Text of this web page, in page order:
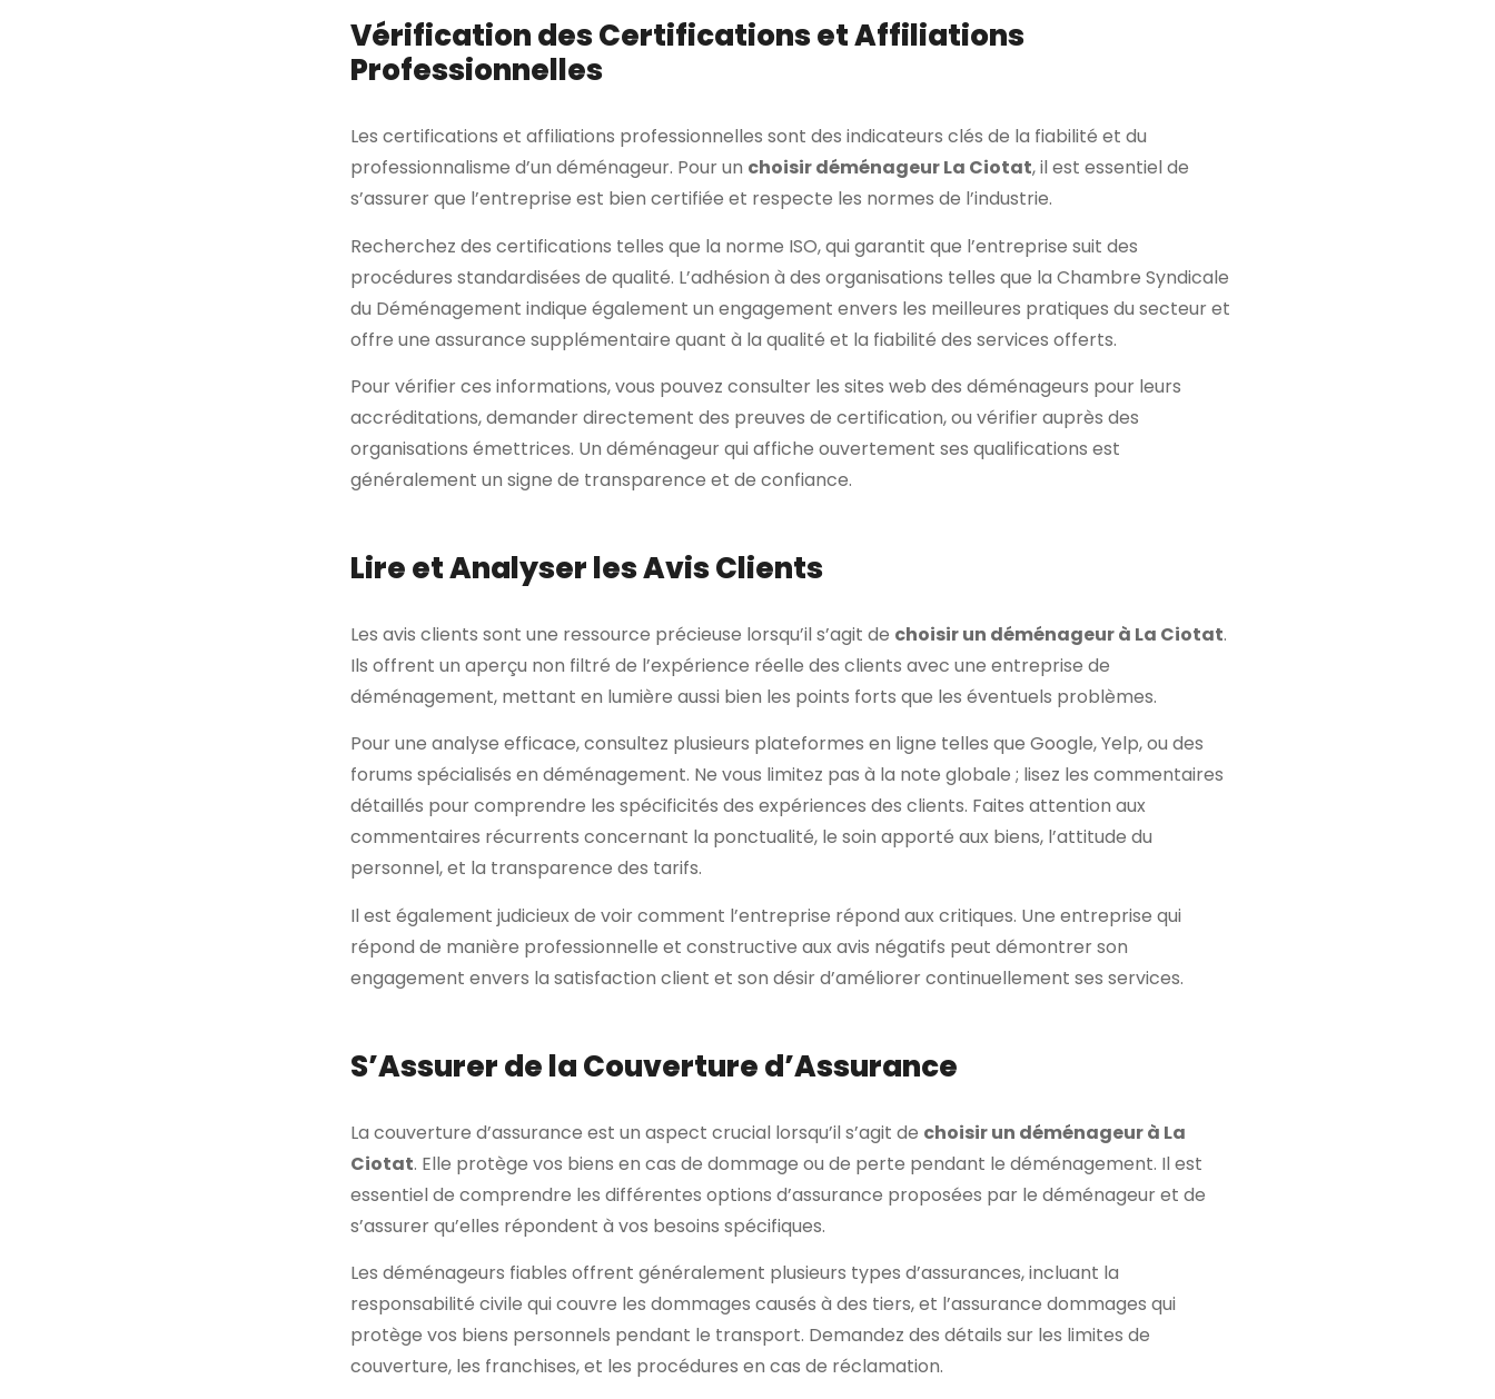
Vérification des Certifications et Affiliations
Professionnelles
Les certifications et affiliations professionnelles sont des indicateurs clés de la fiabilité et du
professionnalisme d’un déménageur. Pour un choisir déménageur La Ciotat, il est essentiel de
s’assurer que l’entreprise est bien certifiée et respecte les normes de l’industrie.
Recherchez des certifications telles que la norme ISO, qui garantit que l’entreprise suit des
procédures standardisées de qualité. L’adhésion à des organisations telles que la Chambre Syndicale
du Déménagement indique également un engagement envers les meilleures pratiques du secteur et
offre une assurance supplémentaire quant à la qualité et la fiabilité des services offerts.
Pour vérifier ces informations, vous pouvez consulter les sites web des déménageurs pour leurs
accréditations, demander directement des preuves de certification, ou vérifier auprès des
organisations émettrices. Un déménageur qui affiche ouvertement ses qualifications est
généralement un signe de transparence et de confiance.
Lire et Analyser les Avis Clients
Les avis clients sont une ressource précieuse lorsqu’il s’agit de choisir un déménageur à La Ciotat.
Ils offrent un aperçu non filtré de l’expérience réelle des clients avec une entreprise de
déménagement, mettant en lumière aussi bien les points forts que les éventuels problèmes.
Pour une analyse efficace, consultez plusieurs plateformes en ligne telles que Google, Yelp, ou des
forums spécialisés en déménagement. Ne vous limitez pas à la note globale ; lisez les commentaires
détaillés pour comprendre les spécificités des expériences des clients. Faites attention aux
commentaires récurrents concernant la ponctualité, le soin apporté aux biens, l’attitude du
personnel, et la transparence des tarifs.
Il est également judicieux de voir comment l’entreprise répond aux critiques. Une entreprise qui
répond de manière professionnelle et constructive aux avis négatifs peut démontrer son
engagement envers la satisfaction client et son désir d’améliorer continuellement ses services.
S’Assurer de la Couverture d’Assurance
La couverture d’assurance est un aspect crucial lorsqu’il s’agit de choisir un déménageur à La
Ciotat. Elle protège vos biens en cas de dommage ou de perte pendant le déménagement. Il est
essentiel de comprendre les différentes options d’assurance proposées par le déménageur et de
s’assurer qu’elles répondent à vos besoins spécifiques.
Les déménageurs fiables offrent généralement plusieurs types d’assurances, incluant la
responsabilité civile qui couvre les dommages causés à des tiers, et l’assurance dommages qui
protège vos biens personnels pendant le transport. Demandez des détails sur les limites de
couverture, les franchises, et les procédures en cas de réclamation.